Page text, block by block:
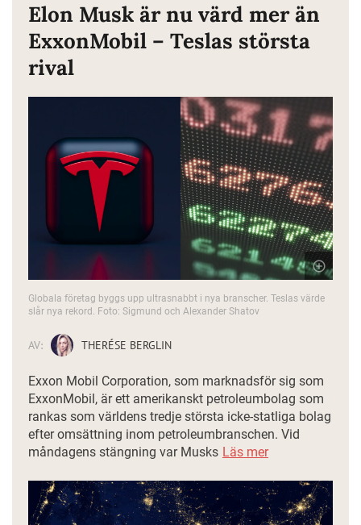
Elon Musk är nu värd mer än
ExxonMobil – Teslas största
rival
Globala företag byggs upp ultrasnabbt i nya branscher. Teslas värde
slår nya rekord. Foto: Sigmund och Alexander Shatov
AV: THERÉSE BERGLIN
Exxon Mobil Corporation, som marknadsför sig som
ExxonMobil, är ett amerikanskt petroleumbolag som
rankas som världens tredje största icke-statliga bolag
efter omsättning inom petroleumbranschen. Vid
måndagens stängning var Musks Läs mer